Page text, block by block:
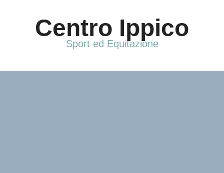
Centro Ippico
Sport ed Equitazione